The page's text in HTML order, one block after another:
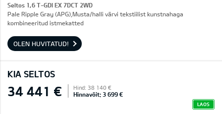
Seltos 1,6 T-GDI EX 7DCT 2WD
Pale Ripple Gray (APG),Musta/halli värvi tekstiilist kunstnahaga
kombineeritud istmekatted
OLEN HUVITATUD!
KIA SELTOS
34 441 € Hind: 38 140 €
Hinnavõit: 3 699 €
LAOS